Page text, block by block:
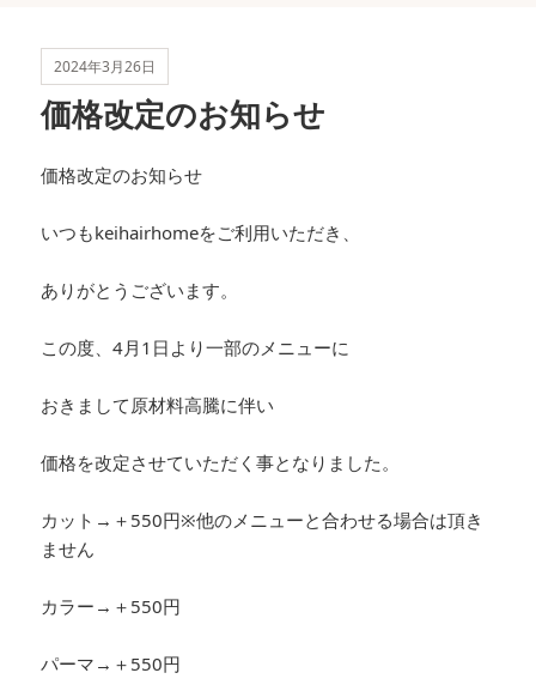
2024年3月26日
価格改定のお知らせ
価格改定のお知らせ
いつもkeihairhomeをご利用いただき、
ありがとうございます。
この度、4月1日より一部のメニューに
おきまして原材料高騰に伴い
価格を改定させていただく事となりました。
カット→＋550円※他のメニューと合わせる場合は頂き
ません
カラー→＋550円
パーマ→＋550円